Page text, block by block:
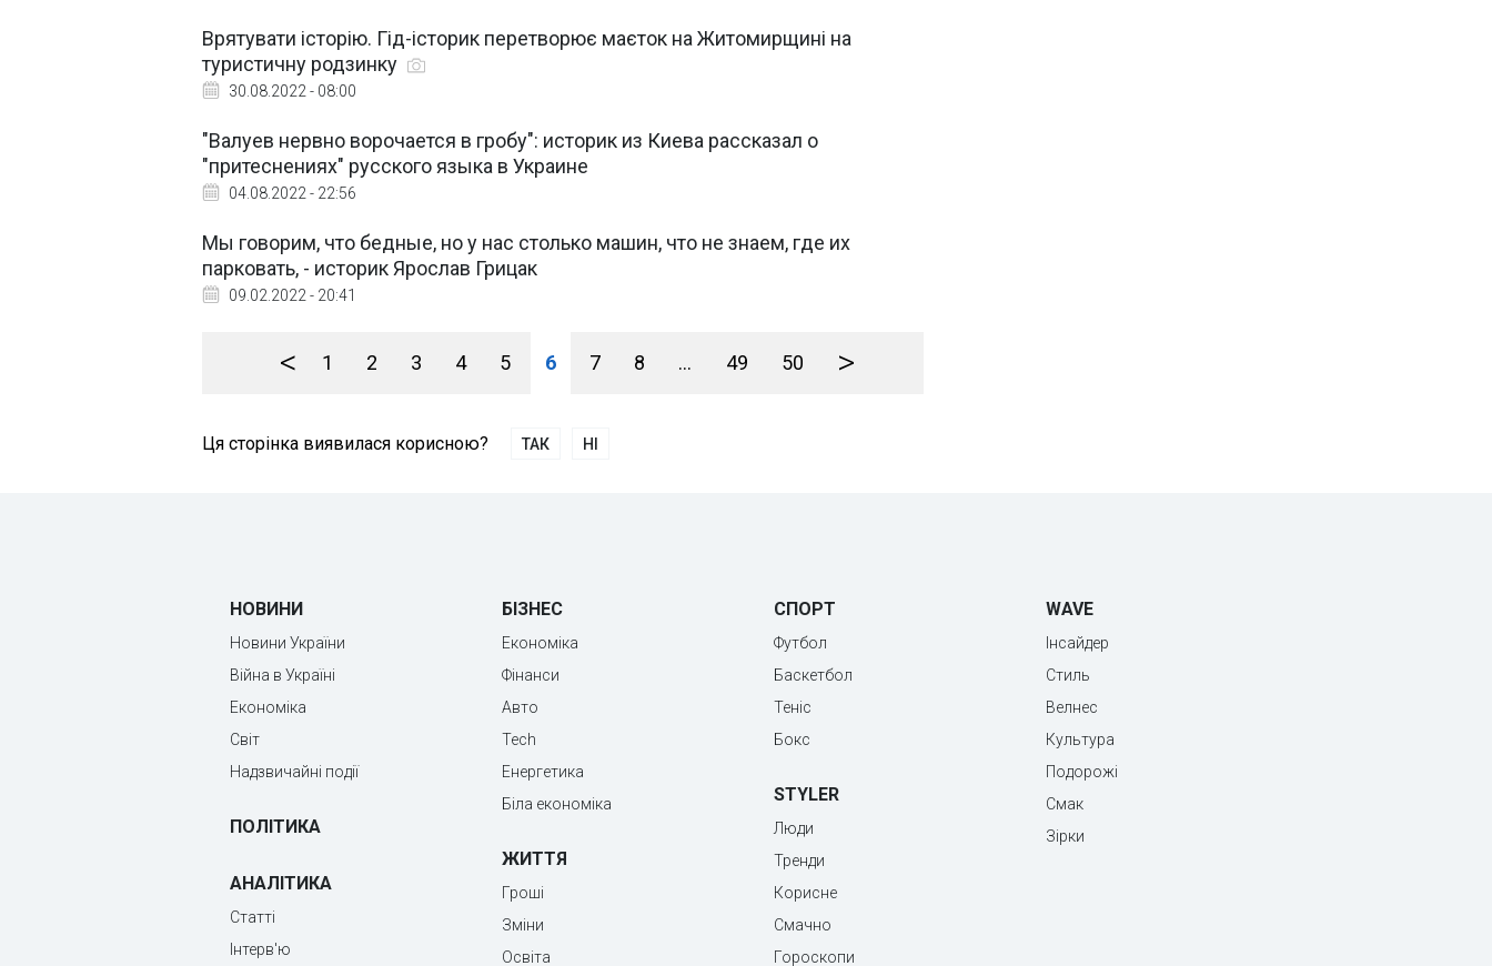
Врятувати історію. Гід-історик перетворює маєток на Житомирщині на
туристичну родзинку
30.08.2022 - 08:00
"Валуев нервно ворочается в гробу": историк из Киева рассказал о
"притеснениях" русского языка в Украине
04.08.2022 - 22:56
Мы говорим, что бедные, но у нас столько машин, что не знаем, где их
парковать, - историк Ярослав Грицак
09.02.2022 - 20:41
< 1 2 3 4 5 6 7 8 ... 49 50 >
Ця сторінка виявилася корисною? ТАК НІ
НОВИНИ
Новини України
Війна в Україні
Економіка
Світ
Надзвичайні події
ПОЛІТИКА
АНАЛІТИКА
Статті
Інтерв'ю
БІЗНЕС
Економіка
Фінанси
Авто
Tech
Енергетика
Біла економіка
ЖИТТЯ
Гроші
Зміни
Освіта
СПОРТ
Футбол
Баскетбол
Теніс
Бокс
STYLER
Люди
Тренди
Корисне
Смачно
Гороскопи
WAVE
Інсайдер
Стиль
Велнес
Культура
Подорожі
Смак
Зірки